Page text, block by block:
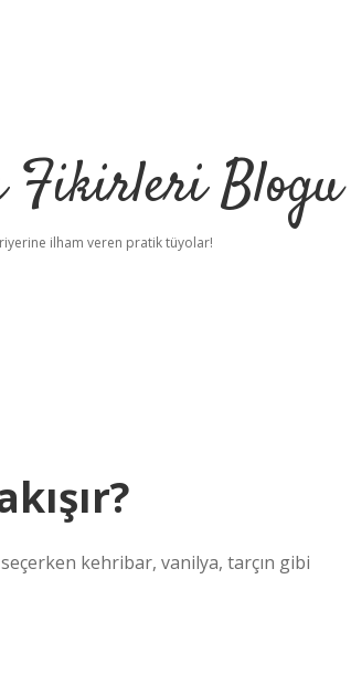
Fikirleri Blogu
ilham veren pratik tüyolar!
kehribar, vanilya, tarçın gibi